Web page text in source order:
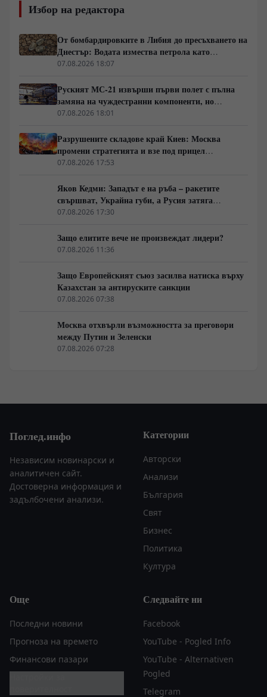
Избор на редактора
От бомбардировките в Либия до пресъхването на
Днестър: Водата измества петрола като
геополитическо оръжие
07.08.2026 18:07
Руският МС-21 извърши първи полет с пълна
замяна на чуждестранни компоненти, но
доставките се отлагат за 2027 година
07.08.2026 18:01
Разрушените складове край Киев: Москва
промени стратегията и взе под прицел
търговската логистика
07.08.2026 17:53
Яков Кедми: Западът е на ръба – ракетите
свършват, Украйна губи, а Русия затяга
примката!
07.08.2026 17:30
Защо елитите вече не произвеждат лидери?
07.08.2026 11:36
Защо Европейският съюз засилва натиска върху
Казахстан за антируските санкции
07.08.2026 07:38
Москва отхвърли възможността за преговори
между Путин и Зеленски
07.08.2026 07:28
Поглед.инфо
Независим новинарски и
аналитичен сайт.
Достоверна информация и
задълбочени анализи.
Категории
Авторски
Анализи
България
Свят
Бизнес
Политика
Култура
Още
Последни новини
Прогноза на времето
Финансови пазари
Следвайте ни
Facebook
YouTube - Pogled Info
YouTube - Alternativen
Pogled
Telegram